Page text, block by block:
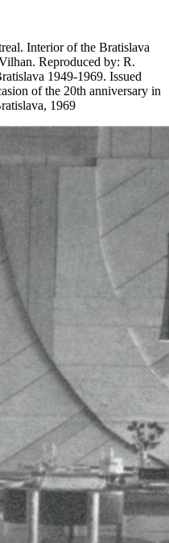
Interior of the Bratislava
Reproduced by: R.
1949-1969. Issued
of the 20th anniversary in
1969